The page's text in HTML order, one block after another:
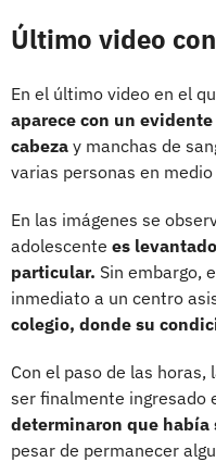
Último video
En el último video en el
aparece con un
cabeza y manchas de
varias personas en
En las imágenes se
adolescente es
particular. Sin embargo,
inmediato a un centro
colegio, donde su
Con el paso de las horas,
ser finalmente ingresado
determinaron que
pesar de permanecer